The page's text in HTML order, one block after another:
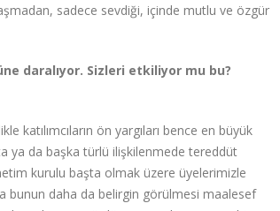
sadece sevdiği, içinde mutlu ve özgür
daralıyor. Sizleri etkiliyor mu bu?
ön yargıları bence en büyük
ya da başka türlü ilişkilenmede tereddüt
kurulu başta olmak üzere üyelerimizle
bunun daha da belirgin görülmesi maalesef